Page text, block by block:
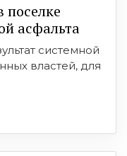
поселке
асфальта
системной
властей, для